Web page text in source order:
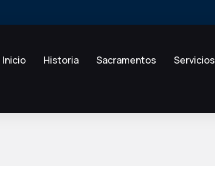
Inicio Historia Sacramentos Servicios